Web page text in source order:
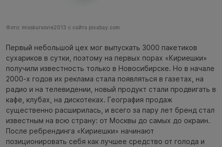
Фото: misskursovie2013 с сайта pixabay.com
Первый небольшой цех мог выпускать 3000 пакетиков
сухариков в сутки, поэтому на первых порах «Кириешки»
получили известность только в Новосибирске. Но в начале
2000-х годов их реклама стала появляться в газетах, на
радио и на телевидении, новый продукт стали продвигать в
кафе, клубах, на дискотеках. География продаж
существенно расширилась, и всего за пару лет бренд стал
известным на всю страну: от Москвы до самых до окраин.
После ребрендинга «Кириешки» начинают
позиционировать себя как лучшее средство от голода и